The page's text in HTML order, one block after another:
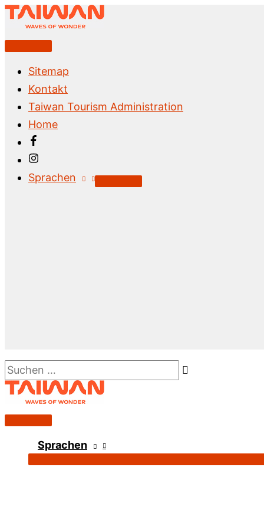
Zum
Inhalt
springenAbove
Sitemap
Kontakt
Taiwan Tourism Administration
Home
Sprachen
Suchen …
Hauptmenü
Sprachen